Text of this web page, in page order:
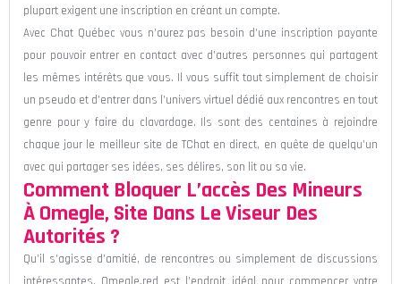
plupart exigent une inscription en créant un compte.
Avec Chat Québec vous n’aurez pas besoin d’une inscription payante
pour pouvoir entrer en contact avec d’autres personnes qui partagent
les mêmes intérêts que vous. Il vous suffit tout simplement de choisir
un pseudo et d’entrer dans l’univers virtuel dédié aux rencontres en tout
genre pour y faire du clavardage. Ils sont des centaines à rejoindre
chaque jour le meilleur site de TChat en direct, en quête de quelqu’un
avec qui partager ses idées, ses délires, son lit ou sa vie.
Comment Bloquer L’accès Des Mineurs
À Omegle, Site Dans Le Viseur Des
Autorités ?
Qu’il s’agisse d’amitié, de rencontres ou simplement de discussions
intéressantes, Omegle.red est l’endroit idéal pour commencer votre